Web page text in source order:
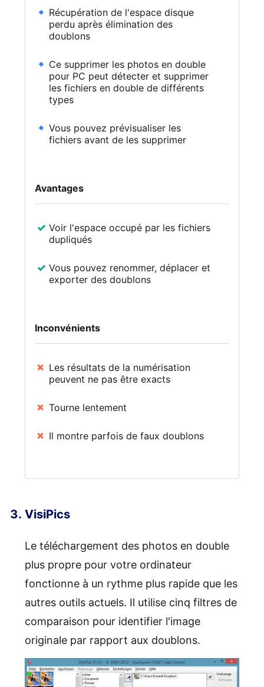
Récupération de l'espace disque
perdu après élimination des
doublons
Ce supprimer les photos en double
pour PC peut détecter et supprimer
les fichiers en double de différents
types
Vous pouvez prévisualiser les
fichiers avant de les supprimer
Avantages
Voir l'espace occupé par les fichiers
dupliqués
Vous pouvez renommer, déplacer et
exporter des doublons
Inconvénients
Les résultats de la numérisation
peuvent ne pas être exacts
Tourne lentement
Il montre parfois de faux doublons
VisiPics
Le téléchargement des photos en double
plus propre pour votre ordinateur
fonctionne à un rythme plus rapide que les
autres outils actuels. Il utilise cinq filtres de
comparaison pour identifier l'image
originale par rapport aux doublons.